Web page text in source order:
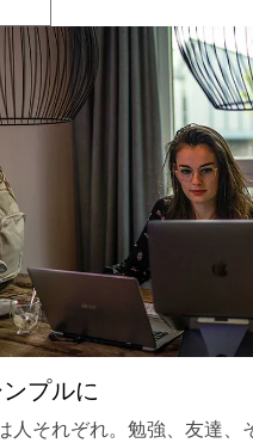
プルに
人それぞれ。勉強、友達、